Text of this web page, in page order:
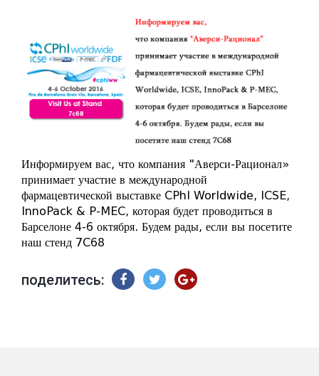
Информируем вас, что компания "Аверси-Рационал»
принимает участие в международной
фармацевтической выставке CPhI Worldwide, ICSE,
InnoPack & P-MEC, которая будет проводиться в
Барселоне 4-6 октября. Будем рады, если вы посетите
наш стенд 7C68
поделитесь: